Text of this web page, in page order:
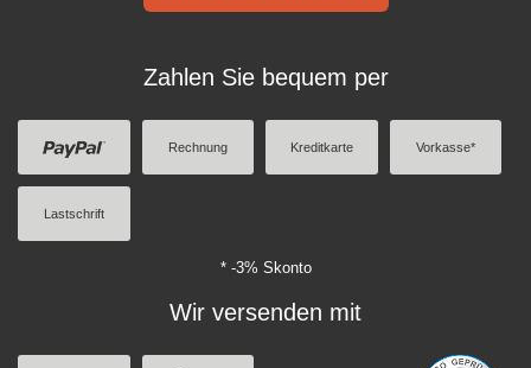
Zahlen Sie bequem per
Rechnung Kreditkarte Vorkasse*
Lastschrift
* -3% Skonto
Wir versenden mit